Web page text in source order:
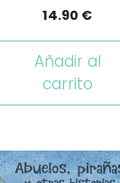
14.90 €
Añadir al
carrito